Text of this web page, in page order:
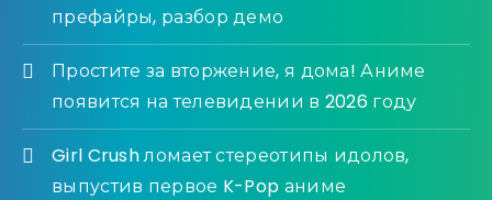
префайры, разбор демо
Простите за вторжение, я дома! Аниме
появится на телевидении в 2026 году
Girl Crush ломает стереотипы идолов,
выпустив первое K-Pop аниме